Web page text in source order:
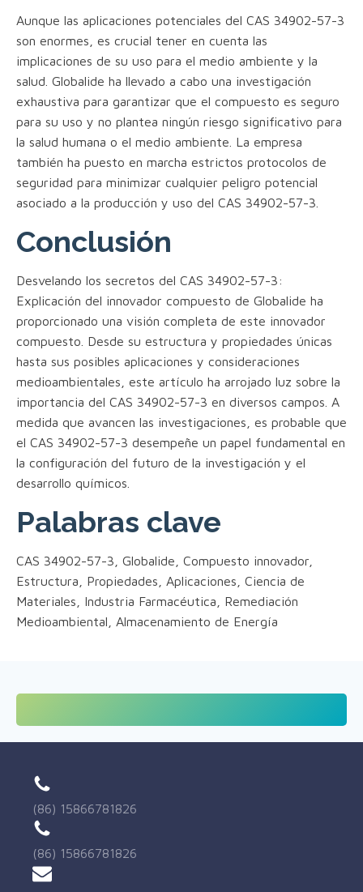
Aunque las aplicaciones potenciales del CAS 34902-57-3
son enormes, es crucial tener en cuenta las
implicaciones de su uso para el medio ambiente y la
salud. Globalide ha llevado a cabo una investigación
exhaustiva para garantizar que el compuesto es seguro
para su uso y no plantea ningún riesgo significativo para
la salud humana o el medio ambiente. La empresa
también ha puesto en marcha estrictos protocolos de
seguridad para minimizar cualquier peligro potencial
asociado a la producción y uso del CAS 34902-57-3.
Conclusión
Desvelando los secretos del CAS 34902-57-3:
Explicación del innovador compuesto de Globalide ha
proporcionado una visión completa de este innovador
compuesto. Desde su estructura y propiedades únicas
hasta sus posibles aplicaciones y consideraciones
medioambientales, este artículo ha arrojado luz sobre la
importancia del CAS 34902-57-3 en diversos campos. A
medida que avancen las investigaciones, es probable que
el CAS 34902-57-3 desempeñe un papel fundamental en
la configuración del futuro de la investigación y el
desarrollo químicos.
Palabras clave
CAS 34902-57-3, Globalide, Compuesto innovador,
Estructura, Propiedades, Aplicaciones, Ciencia de
Materiales, Industria Farmacéutica, Remediación
Medioambiental, Almacenamiento de Energía
(86) 15866781826
(86) 15866781826